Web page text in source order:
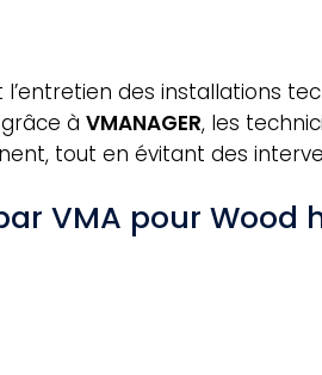
l’entretien des installations
à VMANAGER, les
tout en évitant des
VMA pour Wood